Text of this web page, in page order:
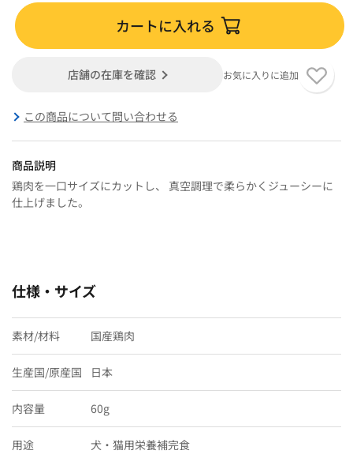
カートに入れる
店舗の在庫を確認 お気に入りに追加
この商品について問い合わせる
商品説明
鶏肉を一口サイズにカットし、 真空調理で柔らかくジューシーに
仕上げました。
仕様・サイズ
素材/材料 国産鶏肉
生産国/原産国 日本
内容量 60g
用途 犬・猫用栄養補完食